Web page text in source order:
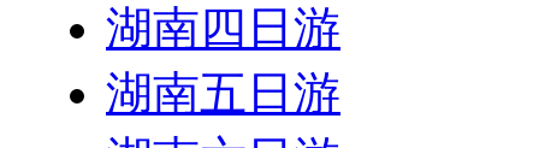
湖南四日游
湖南五日游